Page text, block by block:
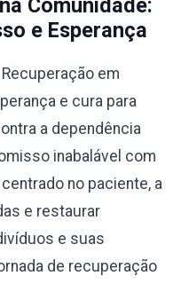
Comunidade:
e Esperança
em
e cura para
a dependência
inabalável com
no paciente, a
e restaurar
e suas
de recuperação